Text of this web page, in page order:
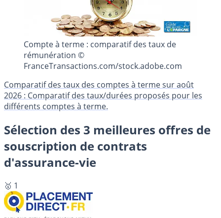
Compte à terme : comparatif des taux de
rémunération ©
FranceTransactions.com/stock.adobe.com
Comparatif des taux des comptes à terme sur août
2026 : Comparatif des taux/durées proposés pour les
différents comptes à terme.
Sélection des 3 meilleures offres de
souscription de contrats
d'assurance-vie
🥇 1